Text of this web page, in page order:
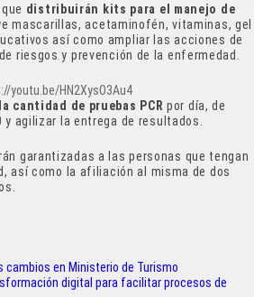
distribuirán kits para el manejo de
mascarillas, acetaminofén, vitaminas, gel
así como ampliar las acciones de
riesgos y prevención de la enfermedad.
youtu.be/HN2XysO3Au4
cantidad de pruebas PCR por día, de
y agilizar la entrega de resultados.
garantizadas a las personas que tengan
así como la afiliación al misma de dos
cambios en Ministerio de Turismo
digital para facilitar procesos de